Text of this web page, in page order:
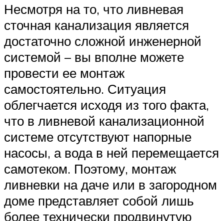
Несмотря на то, что ливневая
сточная канализация является
достаточно сложной инженерной
системой – вы вполне можете
провести ее монтаж
самостоятельно. Ситуация
облегчается исходя из того факта,
что в ливневой канализационной
системе отсутствуют напорные
насосы, а вода в ней перемещается
самотеком. Поэтому, монтаж
ливневки на даче или в загородном
доме представляет собой лишь
более технически продвинутую